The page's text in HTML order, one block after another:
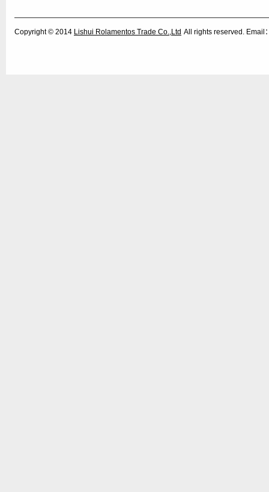
Copyright © 2014 Lishui Rolamentos Trade Co.,Ltd All rights reserved. Email